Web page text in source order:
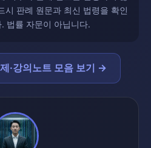
시 판례 원문과 최신 법령을 확인
법률 자문이 아닙니다.
·강의노트 모음 보기 →